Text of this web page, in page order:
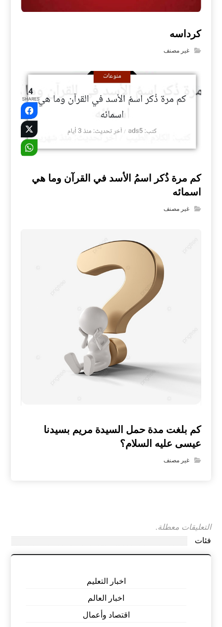
كرداسه
غير مصنف
كم مرة ذُكر اسمُ الأسد في القرآن وما هي
اسمائه
غير مصنف
كم بلغت مدة حمل السيدة مريم بسيدنا
عيسى عليه السلام؟
غير مصنف
التعليقات معطلة.
فئات
اخبار التعليم
اخبار العالم
اقتصاد وأعمال